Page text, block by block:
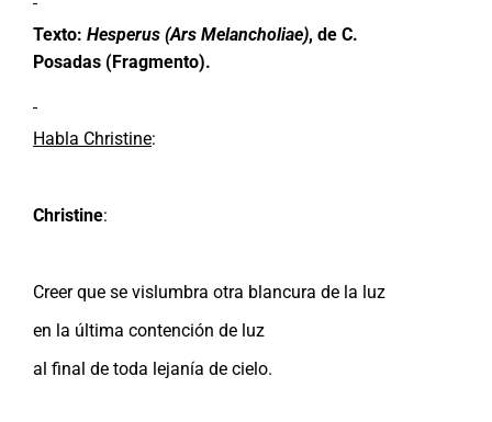
Texto: Hesperus (Ars Melancholiae), de C.
Posadas (Fragmento).
Habla Christine:
Christine:
Creer que se vislumbra otra blancura de la luz
en la última contención de luz
al final de toda lejanía de cielo.